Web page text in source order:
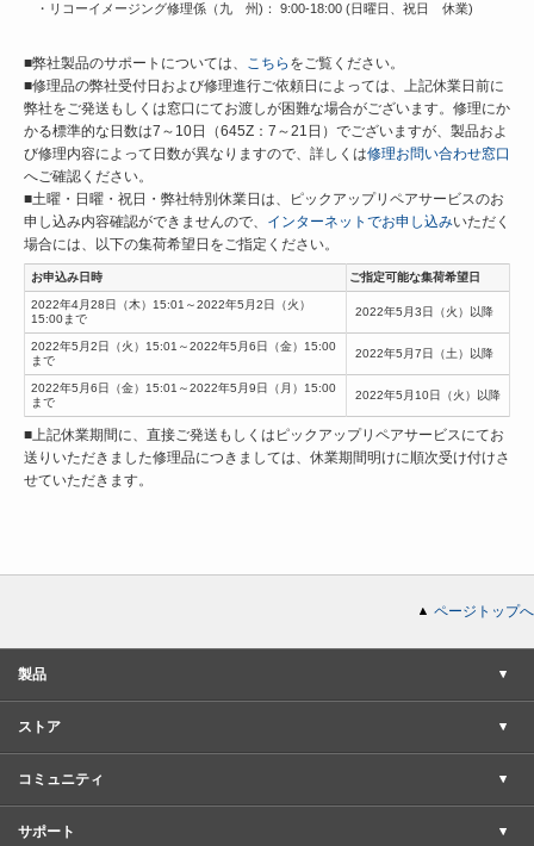
・リコーイメージング修理係（九 州)： 9:00-18:00 (日曜日、祝日 休業)
■弊社製品のサポートについては、 こちら をご覧ください。
■修理品の弊社受付日および修理進行ご依頼日によっては、上記休業日前に
弊社をご発送もしくは窓口にてお渡しが困難な場合がございます。修理にか
かる標準的な日数は7～10日（645Z：7～21日）でございますが、製品およ
び修理内容によって日数が異なりますので、詳しくは修理お問い合わせ窓口
へご確認ください。
■土曜・日曜・祝日・弊社特別休業日は、ピックアップリペアサービスのお
申し込み内容確認ができませんので、 インターネットでお申し込みいただく
場合には、以下の集荷希望日をご指定ください。
お申込み日時 ご指定可能な集荷希望日
2022年4月28日（木）15:01～2022年5月2日（火）
15:00まで
2022年5月3日（火）以降
2022年5月2日（火）15:01～2022年5月6日（金）15:00
まで
2022年5月7日（土）以降
2022年5月6日（金）15:01～2022年5月9日（月）15:00
まで
2022年5月10日（火）以降
■上記休業期間に、直接ご発送もしくはピックアップリペアサービスにてお
送りいただきました修理品につきましては、休業期間明けに順次受け付けさ
せていただきます。
ページトップへ
製品
ストア
コミュニティ
サポート